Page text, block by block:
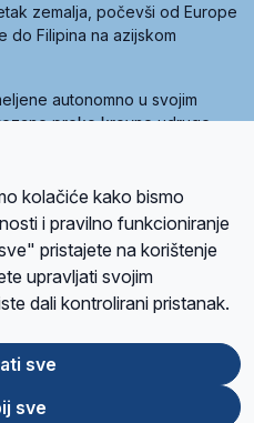
zemalja, počevši od Europe
do Filipina na azijskom
autonomno u svojim
preko krovne udruge
je sedam članica, među
Marija.
KontaktPravila privatnosti
reCAPTCHA sustavom
kolačiće kako bismo
i pravilno funkcioniranje
pristajete na korištenje
upravljati svojim
dali kontrolirani pristanak.
sve
sve